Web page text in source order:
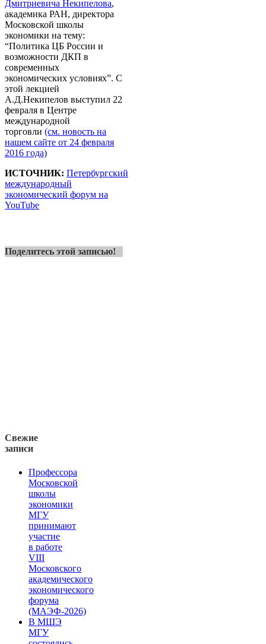
Дмитриевича Некипелова,
академика РАН, директора
Московской школы
экономики на тему:
“Политика ЦБ России и
возможности ДКП в
современных
экономических условиях”. С
этой лекцией
А.Д.Некипелов выступил 22
февраля в Центре
международной
торговли (см. новость на
нашем сайте от 24 февраля
2016 года)
ИСТОЧНИК: Петербургский
международный
экономический форум на
YouTube
Поделитесь этой записью!
Свежие
записи
Профессора
Московской
школы
экономики
МГУ
принимают
участие
в работе
VIII
Московского
академического
экономического
форума
(МАЭФ-2026)
В МШЭ
МГУ